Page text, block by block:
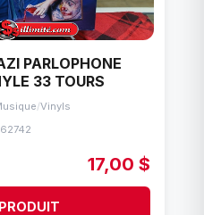
PARLOPHONE
33 TOURS
/Vinyls
17,00 $